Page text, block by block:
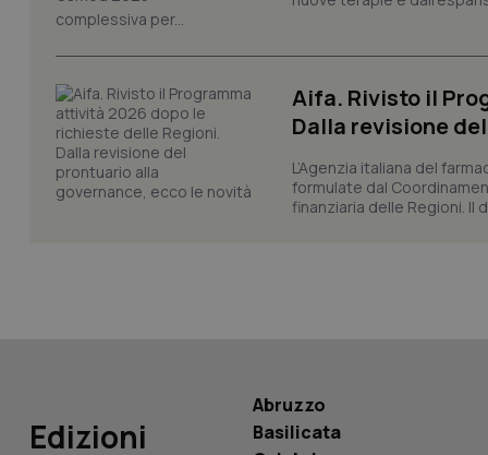
complessiva per...
Aifa. Rivisto il
Dalla revisione
L’Agenzia italiana del
formulate dal
finanziaria delle Regioni. Il
Edizioni
Abruzzo
Basilicata
_ga_KM60CM4NPH